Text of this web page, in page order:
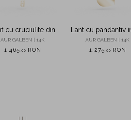
cu cruciulite din
aur galben
AUR GALBEN | 14K
1.465 00 RON
Lant cu pandantiv
din aur galben
AUR GALBEN | 14K
1.275 00 RON